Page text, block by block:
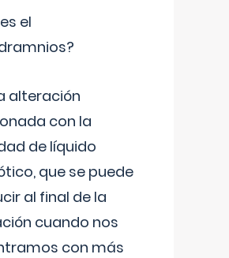
el
alteración
con la
de líquido
que se puede
al final de la
cuando nos
con más